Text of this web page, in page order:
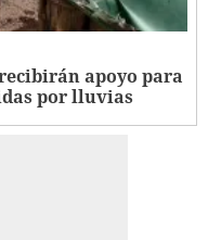
apoyo para
por lluvias